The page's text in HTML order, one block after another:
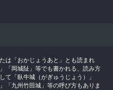
は「おかじょうあと」とも読まれ
「岡城阯」等でも書かれる、読み方
て「臥牛城（がぎゅうじょう）」
「九州竹田城」等の呼び方もありま